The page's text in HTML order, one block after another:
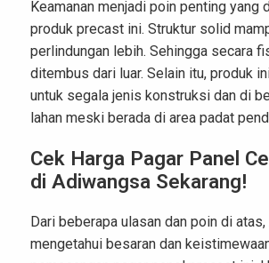
Keamanan menjadi poin penting yang
produk precast ini. Struktur solid
perlindungan lebih. Sehingga secara
ditembus dari luar. Selain itu, produk
untuk segala jenis konstruksi dan di
lahan meski berada di area padat
Cek Harga Pagar Panel
di Adiwangsa Sekarang!
Dari beberapa ulasan dan poin di
mengetahui besaran dan